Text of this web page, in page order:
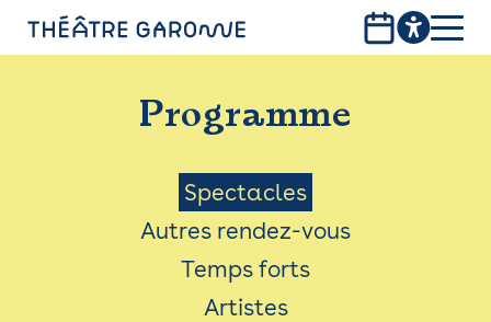
PROGRAMME
INFOS PRATIQUES
AVEC LES PUBLICS
ACCESSIBILITÉ
LES PRODUCTIONS
Programme
Menu
Saison
Spectacles
Autres rendez-vous
Temps forts
Artistes